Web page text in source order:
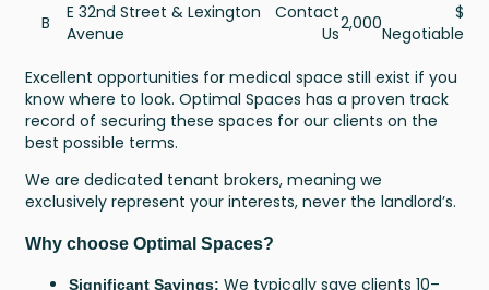
B
E 32nd Street & Lexington
Avenue
Contact
Us2,000
$
Negotiable
Excellent opportunities for medical space still exist if you
know where to look. Optimal Spaces has a proven track
record of securing these spaces for our clients on the
best possible terms.
We are dedicated tenant brokers, meaning we
exclusively represent your interests, never the landlord’s.
Why choose Optimal Spaces?
Significant Savings: We typically save clients 10–